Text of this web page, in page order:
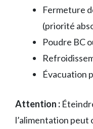
Fermeture
(priorité
Poudre BC
Évacuation
Attention :
l’alimentation peut